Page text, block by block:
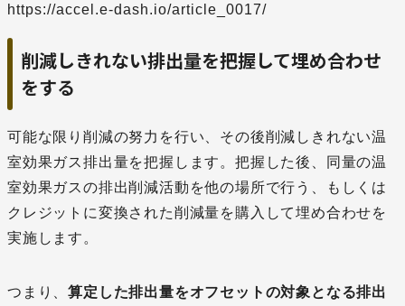
https://accel.e-dash.io/article_0017/
削減しきれない排出量を把握して埋め合わせ
をする
可能な限り削減の努力を行い、その後削減しきれない温
室効果ガス排出量を把握します。把握した後、同量の温
室効果ガスの排出削減活動を他の場所で行う、もしくは
クレジットに変換された削減量を購入して埋め合わせを
実施します。
つまり、算定した排出量をオフセットの対象となる排出